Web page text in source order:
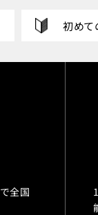
初めて
全国